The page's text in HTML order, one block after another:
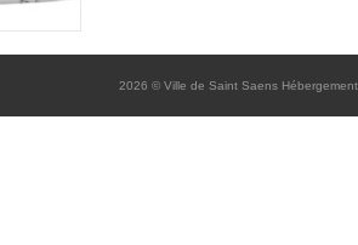
2026 © Ville de Saint Saens